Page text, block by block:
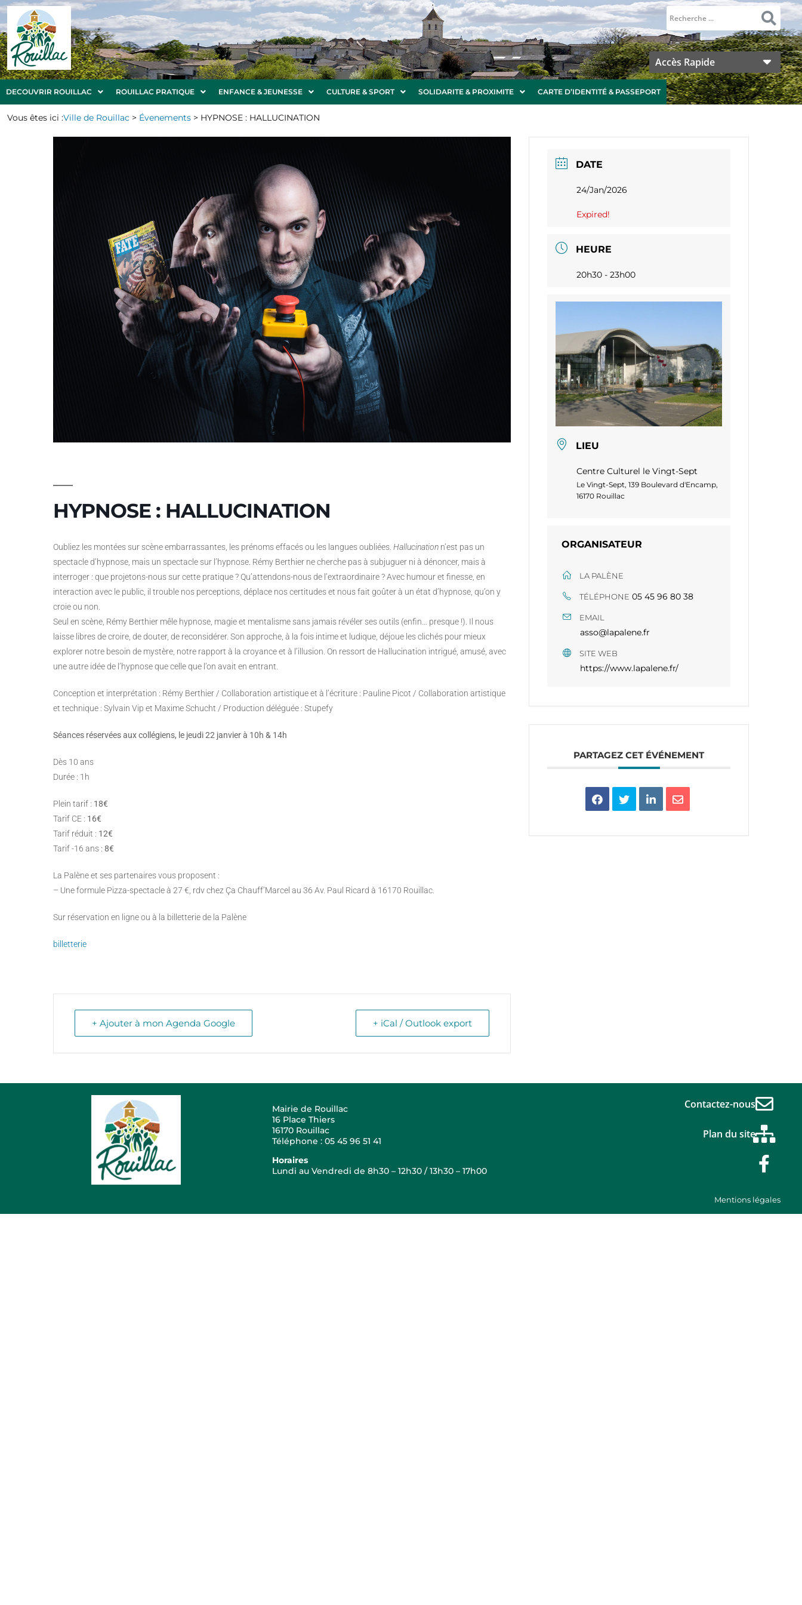
Accès Rapide
DECOUVRIR ROUILLAC ROUILLAC PRATIQUE ENFANCE & JEUNESSE CULTURE & SPORT SOLIDARITE & PROXIMITE CARTE D’IDENTITÉ & PASSEPORT
Vous êtes ici :Ville de Rouillac > Évenements > HYPNOSE : HALLUCINATION
HYPNOSE : HALLUCINATION
Oubliez les montées sur scène embarrassantes, les prénoms effacés ou les langues oubliées. Hallucination n’est pas un
spectacle d’hypnose, mais un spectacle sur l’hypnose. Rémy Berthier ne cherche pas à subjuguer ni à dénoncer, mais à
interroger : que projetons-nous sur cette pratique ? Qu’attendons-nous de l’extraordinaire ? Avec humour et finesse, en
interaction avec le public, il trouble nos perceptions, déplace nos certitudes et nous fait goûter à un état d’hypnose, qu’on y
croie ou non.
Seul en scène, Rémy Berthier mêle hypnose, magie et mentalisme sans jamais révéler ses outils (enfin… presque !). Il nous
laisse libres de croire, de douter, de reconsidérer. Son approche, à la fois intime et ludique, déjoue les clichés pour mieux
explorer notre besoin de mystère, notre rapport à la croyance et à l’illusion. On ressort de Hallucination intrigué, amusé, avec
une autre idée de l’hypnose que celle que l’on avait en entrant.
Conception et interprétation : Rémy Berthier / Collaboration artistique et à l’écriture : Pauline Picot / Collaboration artistique
et technique : Sylvain Vip et Maxime Schucht / Production déléguée : Stupefy
Séances réservées aux collégiens, le jeudi 22 janvier à 10h & 14h
Dès 10 ans
Durée : 1h
Plein tarif : 18€
Tarif CE : 16€
Tarif réduit : 12€
Tarif -16 ans : 8€
La Palène et ses partenaires vous proposent :
– Une formule Pizza-spectacle à 27 €, rdv chez Ça Chauff’Marcel au 36 Av. Paul Ricard à 16170 Rouillac.
Sur réservation en ligne ou à la billetterie de la Palène
billetterie
+ Ajouter à mon Agenda Google + iCal / Outlook export
DATE
24/Jan/2026
Expired!
HEURE
20h30 - 23h00
LIEU
Centre Culturel le Vingt-Sept
Le Vingt-Sept, 139 Boulevard d'Encamp,
16170 Rouillac
ORGANISATEUR
LA PALÈNE
TÉLÉPHONE 05 45 96 80 38​​
EMAIL
asso@lapalene.fr
SITE WEB
https://www.lapalene.fr/
PARTAGEZ CET ÉVÉNEMENT
Mairie de Rouillac
16 Place Thiers
16170 Rouillac
Téléphone : 05 45 96 51 41
Horaires
Lundi au Vendredi de 8h30 – 12h30 / 13h30 – 17h00
Contactez-nous
Plan du site
Mentions légales